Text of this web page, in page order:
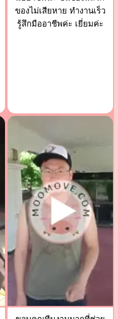
ของไม่เสียหาย ทำงานเร็ว
รู้สึกมืออาชีพค่ะ เยี่ยมค่ะ